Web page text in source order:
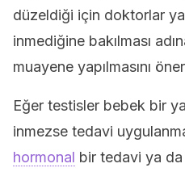
düzeldiği için doktorlar
inmediğine bakılması
muayene yapılmasını
Eğer testisler bebek bir
inmezse tedavi
hormonal bir tedavi ya